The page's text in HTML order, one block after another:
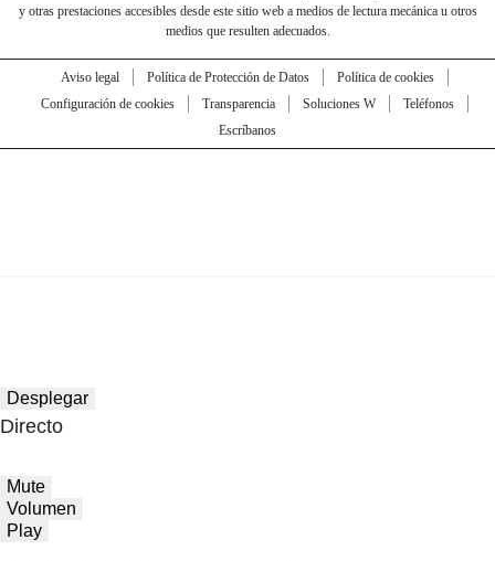
y otras prestaciones accesibles desde este sitio web a medios de lectura mecánica u otros
medios que resulten adecuados.
Aviso legal Política de Protección de Datos
Política de cookies
Configuración de cookies
Transparencia Soluciones W
Teléfonos
Escríbanos
Desplegar
Directo
Mute
Volumen
Play